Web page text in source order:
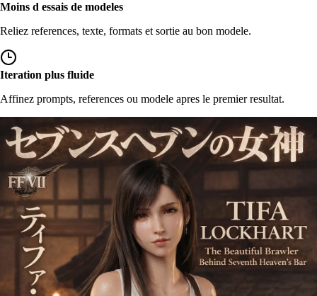
Moins d essais de modeles
Reliez references, texte, formats et sortie au bon modele.
Iteration plus fluide
Affinez prompts, references ou modele apres le premier resultat.